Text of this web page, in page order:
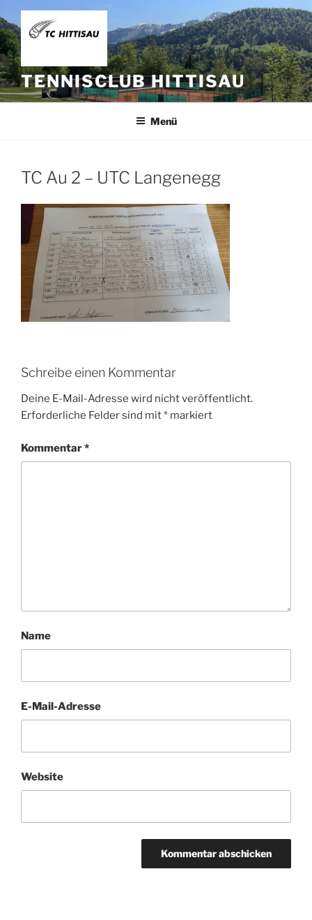
Zum
Inhalt
springen
TENNISCLUB HITTISAU
Menü
TC Au 2 – UTC Langenegg
Schreibe einen Kommentar
Deine E-Mail-Adresse wird nicht veröffentlicht.
Erforderliche Felder sind mit* markiert
Kommentar*
Name
E-Mail-Adresse
Website